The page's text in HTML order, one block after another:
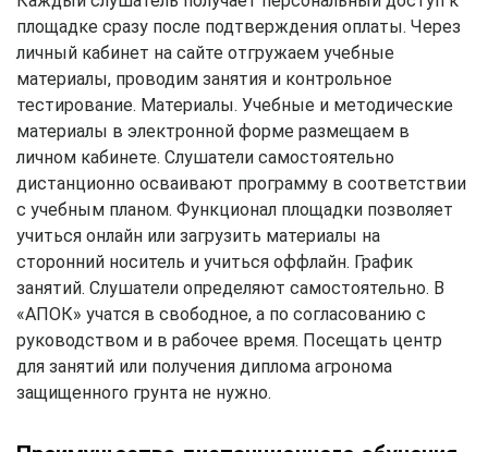
площадке сразу после подтверждения оплаты. Через
личный кабинет на сайте отгружаем учебные
материалы, проводим занятия и контрольное
тестирование. Материалы. Учебные и методические
материалы в электронной форме размещаем в
личном кабинете. Слушатели самостоятельно
дистанционно осваивают программу в соответствии
с учебным планом. Функционал площадки позволяет
учиться онлайн или загрузить материалы на
сторонний носитель и учиться оффлайн. График
занятий. Слушатели определяют самостоятельно. В
«АПОК» учатся в свободное, а по согласованию с
руководством и в рабочее время. Посещать центр
для занятий или получения диплома агронома
защищенного грунта не нужно.